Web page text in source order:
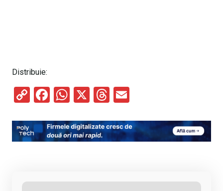
Distribuie:
C
py
Li
F
ce
b
W
at
s
X
T
e
a
ail